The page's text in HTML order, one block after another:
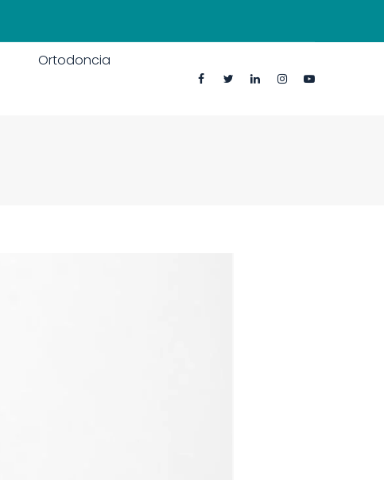
Ortodoncia